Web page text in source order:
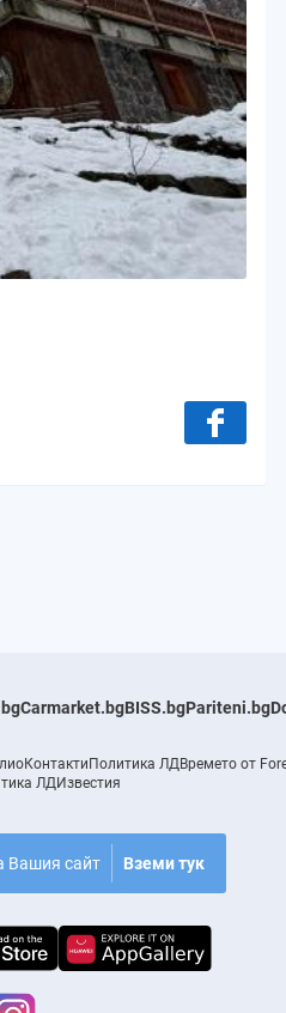
Carmarket.bgBISS.bgPariteni.bg
КонтактиПолитика ЛДВремето от
ЛДИзвестия
Вашия сайт Вземи тук